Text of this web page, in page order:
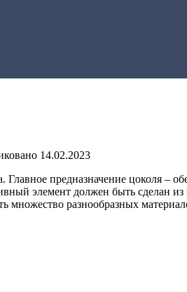
14.02.2023
предназначение цоколя –
элемент должен быть сделан
множество разнообразных